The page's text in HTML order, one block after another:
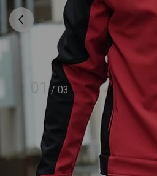
01 / 03